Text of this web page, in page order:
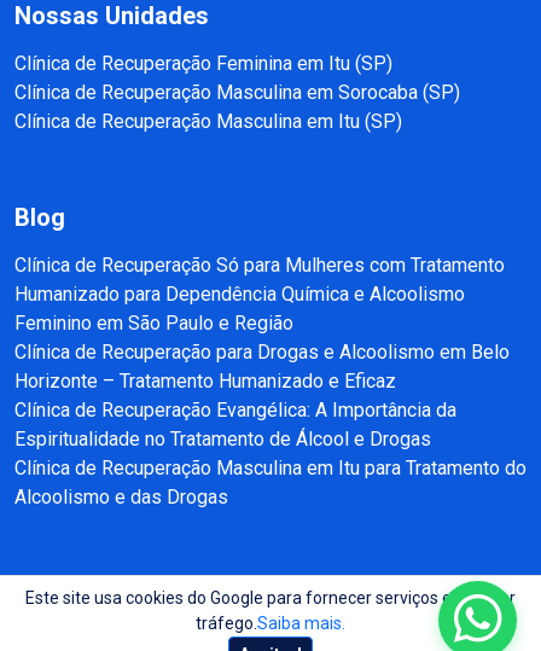
Nossas Unidades
Clínica de Recuperação Feminina em Itu (SP)
Clínica de Recuperação Masculina em Sorocaba (SP)
Clínica de Recuperação Masculina em Itu (SP)
Blog
Clínica de Recuperação Só para Mulheres com Tratamento
Humanizado para Dependência Química e Alcoolismo
Feminino em São Paulo e Região
Clínica de Recuperação para Drogas e Alcoolismo em Belo
Horizonte – Tratamento Humanizado e Eficaz
Clínica de Recuperação Evangélica: A Importância da
Espiritualidade no Tratamento de Álcool e Drogas
Clínica de Recuperação Masculina em Itu para Tratamento do
Alcoolismo e das Drogas
Copyright © 2025 - 2026 Recuperação e Reabilitação SP Todos direitos
reservados.
Este site usa cookies do Google para fornecer serviços e analisar
tráfego. Saiba mais.